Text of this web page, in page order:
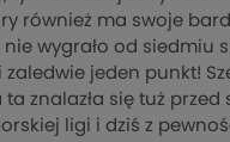
również ma swoje
nie wygrało od siedmiu
jeden punkt!
ta znalazła się tuż przed
ligi i dziś z